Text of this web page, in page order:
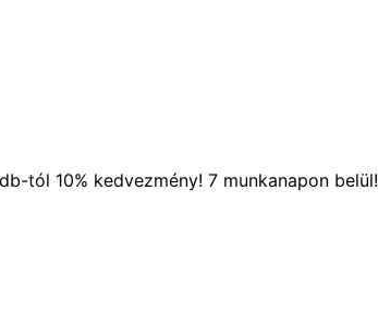
tól 10% kedvezmény! 7 munkanapon belül!